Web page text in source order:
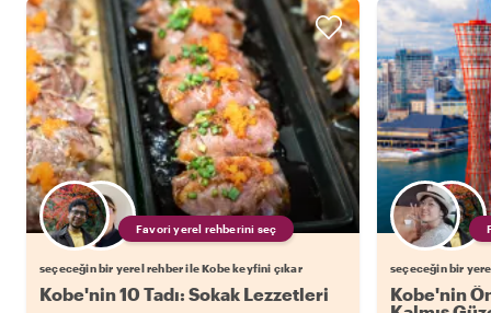
Favori yerel rehberini seç
seçeceğin bir yerel rehber ile Kobe keyfini çıkar
Kobe'nin 10 Tadı: Sokak Lezzetleri
seçeceğin bir
Kobe'nin